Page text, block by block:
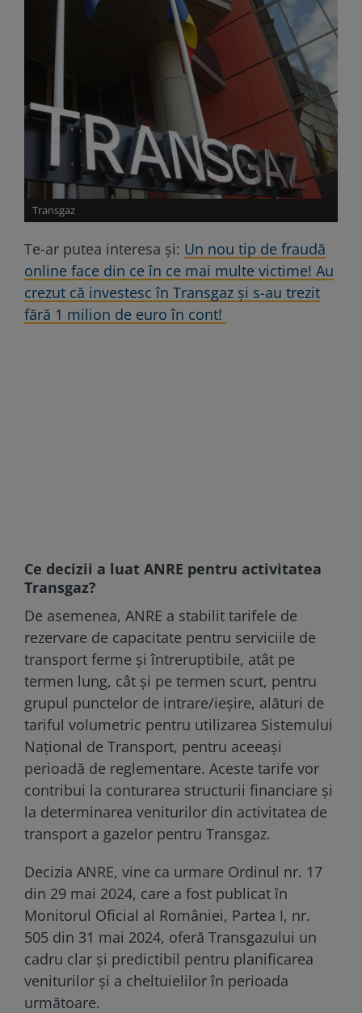
Transgaz
Te-ar putea interesa și: Un nou tip de fraudă
online face din ce în ce mai multe victime! Au
crezut că investesc în Transgaz și s-au trezit
fără 1 milion de euro în cont!
Ce decizii a luat ANRE pentru activitatea
Transgaz?
De asemenea, ANRE a stabilit tarifele de
rezervare de capacitate pentru serviciile de
transport ferme și întreruptibile, atât pe
termen lung, cât și pe termen scurt, pentru
grupul punctelor de intrare/ieșire, alături de
tariful volumetric pentru utilizarea Sistemului
Național de Transport, pentru aceeași
perioadă de reglementare. Aceste tarife vor
contribui la conturarea structurii financiare și
la determinarea veniturilor din activitatea de
transport a gazelor pentru Transgaz.
Decizia ANRE, vine ca urmare Ordinul nr. 17
din 29 mai 2024, care a fost publicat în
Monitorul Oficial al României, Partea I, nr.
505 din 31 mai 2024, oferă Transgazului un
cadru clar și predictibil pentru planificarea
veniturilor și a cheltuielilor în perioada
următoare.